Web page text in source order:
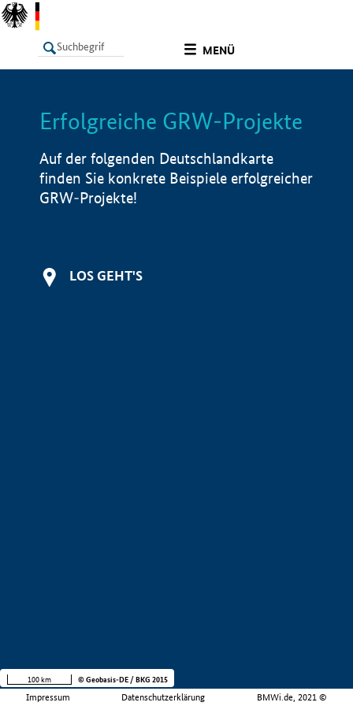
MENÜ
LISTE Info
Erfolgreiche GRW-Projekte
Auf der folgenden Deutschlandkarte
finden Sie konkrete Beispiele erfolgreicher
GRW-Projekte!
LOS GEHT'S
Impressum Datenschutzerklärung BMWi.de, 2021 ©
100 km © Geobasis-DE / BKG 2015